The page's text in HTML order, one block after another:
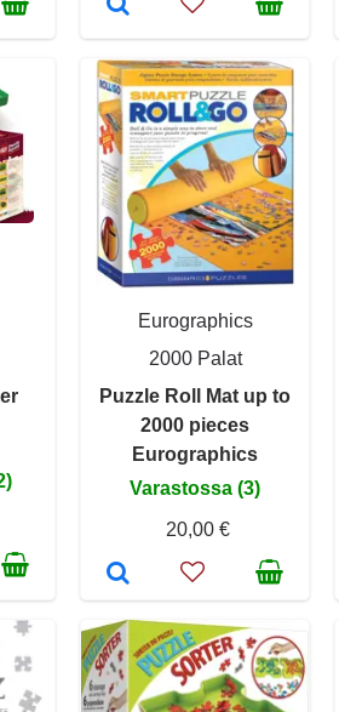
Eurographics
2000 Palat
Puzzle Roll Mat up to
2000 pieces
Eurographics
Varastossa (3)
20,00 €